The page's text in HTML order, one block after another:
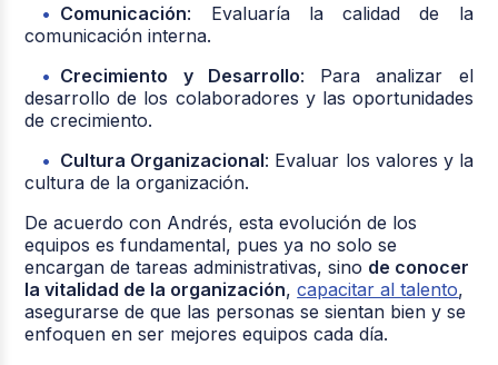
Comunicación: Evaluaría la calidad de la
comunicación interna.
Crecimiento y Desarrollo: Para analizar el
desarrollo de los colaboradores y las oportunidades
de crecimiento.
Cultura Organizacional: Evaluar los valores y la
cultura de la organización.
De acuerdo con Andrés, esta evolución de los
equipos es fundamental, pues ya no solo se
encargan de tareas administrativas, sino de conocer
la vitalidad de la organización,capacitar al talento,
asegurarse de que las personas se sientan bien y se
enfoquen en ser mejores equipos cada día.